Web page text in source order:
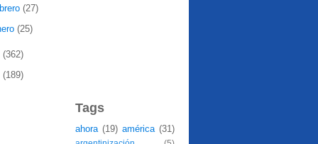
(27)
(25)
(362)
(189)
Tags
ahora (19) américa (31)